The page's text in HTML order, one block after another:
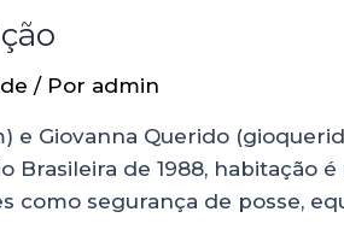
/ Por admin
e Giovanna Querido
Brasileira de 1988,
como segurança de posse,